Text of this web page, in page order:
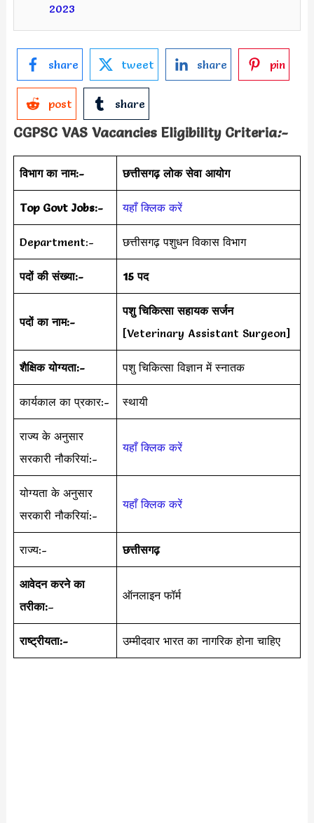
2023
share tweet share pin
post share
CGPSC VAS Vacancies Eligibility Criteria:-
विभाग का नाम:- छत्तीसगढ़ लोक सेवा आयोग
Top Govt Jobs:- यहाँ क्लिक करें
Department:- छत्तीसगढ़ पशुधन विकास विभाग
पदों की संख्या:- 15 पद
पदों का नाम:-
पशु चिकित्सा सहायक सर्जन
[Veterinary Assistant Surgeon]
शैक्षिक योग्यता:- पशु चिकित्सा विज्ञान में स्नातक
कार्यकाल का प्रकार:- स्थायी
राज्य के अनुसार
सरकारी नौकरियां:-
यहाँ क्लिक करें
योग्यता के अनुसार
सरकारी नौकरियां:-
यहाँ क्लिक करें
राज्य:- छत्तीसगढ़
आवेदन करने का
तरीका:–
ऑनलाइन फॉर्म
राष्ट्रीयता:- उम्मीदवार भारत का नागरिक होना चाहिए